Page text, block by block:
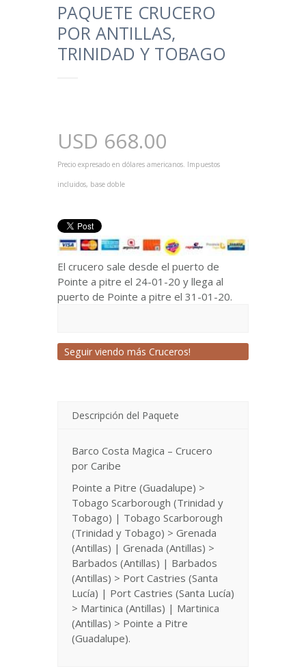
PAQUETE CRUCERO
POR ANTILLAS,
TRINIDAD Y TOBAGO
USD 668.00
Precio expresado en dólares americanos. Impuestos
incluidos, base doble
El crucero sale desde el puerto de
Pointe a pitre el 24-01-20 y llega al
puerto de Pointe a pitre el 31-01-20.
Seguir viendo más Cruceros!
Descripción del Paquete
Barco Costa Magica – Crucero
por Caribe
Pointe a Pitre (Guadalupe) >
Tobago Scarborough (Trinidad y
Tobago) | Tobago Scarborough
(Trinidad y Tobago) > Grenada
(Antillas) | Grenada (Antillas) >
Barbados (Antillas) | Barbados
(Antillas) > Port Castries (Santa
Lucía) | Port Castries (Santa Lucía)
> Martinica (Antillas) | Martinica
(Antillas) > Pointe a Pitre
(Guadalupe).